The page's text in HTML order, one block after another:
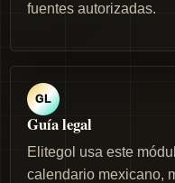
fuentes autorizadas.
GL
Guía legal
Elitegol usa este
calendario mexicano,